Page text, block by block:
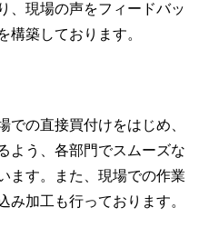
、現場の声をフィードバッ
構築しております。
での直接買付けをはじめ、
よう、各部門でスムーズな
ます。また、現場での作業
み加工も行っております。